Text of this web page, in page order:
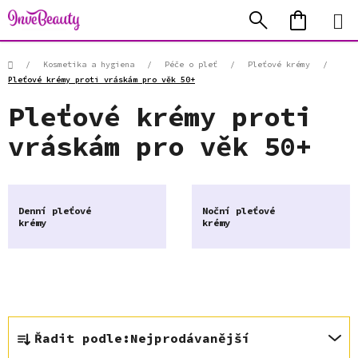
Přejít
na
obsah
Hledat
KOŠÍK
Domů/ Kosmetika a hygiena / Péče o pleť / Pleťové krémy
/
Pleťové krémy proti vráskám pro věk 50+
Pleťové krémy proti
vráskám pro věk 50+
Denní pleťové
krémy
Noční pleťové
krémy
Ř
a
Řadit podle: Nejprodávanější